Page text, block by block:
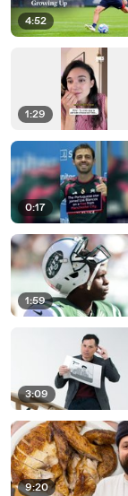
4:52
1:29
0:17
1:59
3:09
9:20